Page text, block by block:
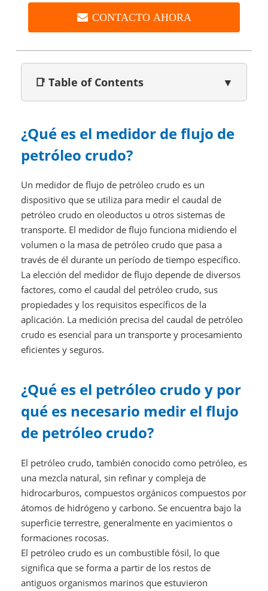
CONTACTO AHORA
📑 Table of Contents ▼
¿Qué es el medidor de flujo de
petróleo crudo?
Un medidor de flujo de petróleo crudo es un
dispositivo que se utiliza para medir el caudal de
petróleo crudo en oleoductos u otros sistemas de
transporte. El medidor de flujo funciona midiendo el
volumen o la masa de petróleo crudo que pasa a
través de él durante un período de tiempo específico.
La elección del medidor de flujo depende de diversos
factores, como el caudal del petróleo crudo, sus
propiedades y los requisitos específicos de la
aplicación. La medición precisa del caudal de petróleo
crudo es esencial para un transporte y procesamiento
eficientes y seguros.
¿Qué es el petróleo crudo y por
qué es necesario medir el flujo
de petróleo crudo?
El petróleo crudo, también conocido como petróleo, es
una mezcla natural, sin refinar y compleja de
hidrocarburos, compuestos orgánicos compuestos por
átomos de hidrógeno y carbono. Se encuentra bajo la
superficie terrestre, generalmente en yacimientos o
formaciones rocosas.
El petróleo crudo es un combustible fósil, lo que
significa que se forma a partir de los restos de
antiguos organismos marinos que estuvieron